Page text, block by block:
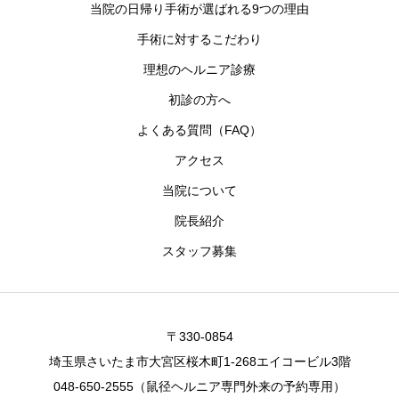
当院の日帰り手術が選ばれる9つの理由
手術に対するこだわり
理想のヘルニア診療
初診の方へ
よくある質問（FAQ）
アクセス
当院について
院長紹介
スタッフ募集
〒330-0854
埼玉県さいたま市大宮区桜木町1-268エイコービル3階
048-650-2555（鼠径ヘルニア専門外来の予約専用）